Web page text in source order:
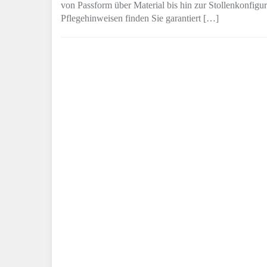
von Passform über Material bis hin zur
Pflegehinweisen finden Sie garantiert […]